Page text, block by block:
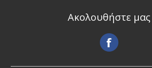
Ακολουθήστε μας